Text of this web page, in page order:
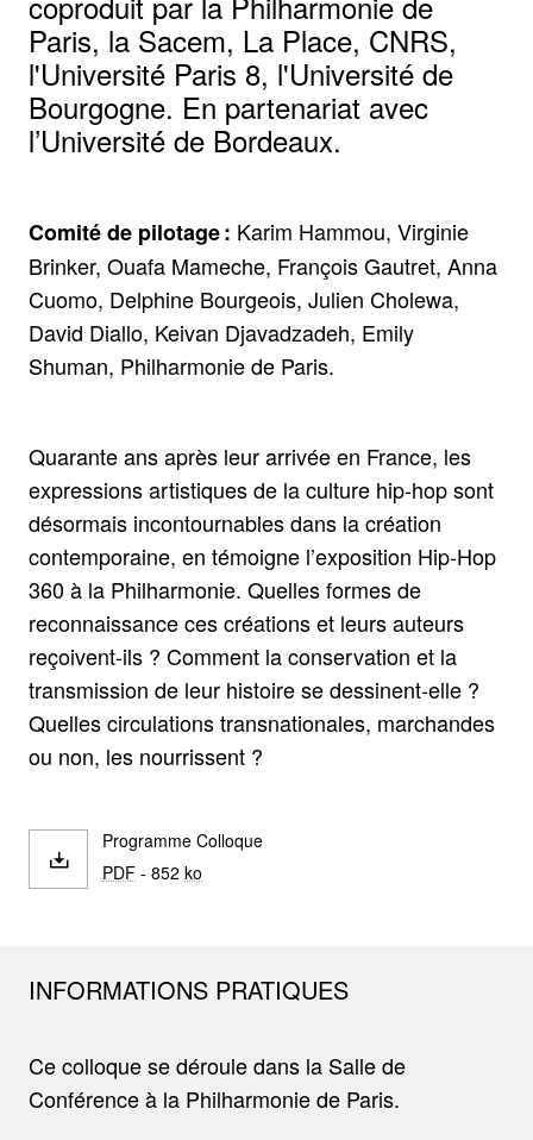
Paris, la Sacem, La Place, CNRS,
l'Université́ Paris 8, l'Université de
Bourgogne. En partenariat avec
l’Université́ de Bordeaux.
Comité de pilotage : Karim Hammou, Virginie
Brinker, Ouafa Mameche, François Gautret, Anna
Cuomo, Delphine Bourgeois, Julien Cholewa,
David Diallo, Keivan Djavadzadeh, Emily
Shuman, Philharmonie de Paris.
Quarante ans après leur arrivée en France, les
expressions artistiques de la culture hip-hop sont
désormais incontournables dans la création
contemporaine, en témoigne l’exposition Hip-Hop
360 à la Philharmonie. Quelles formes de
reconnaissance ces créations et leurs auteurs
reçoivent-ils ? Comment la conservation et la
transmission de leur histoire se dessinent-elle ?
Quelles circulations transnationales, marchandes
ou non, les nourrissent ?
Programme Colloque
PDF - 852 ko
INFORMATIONS PRATIQUES
Ce colloque se déroule dans la Salle de
Conférence à la Philharmonie de Paris.